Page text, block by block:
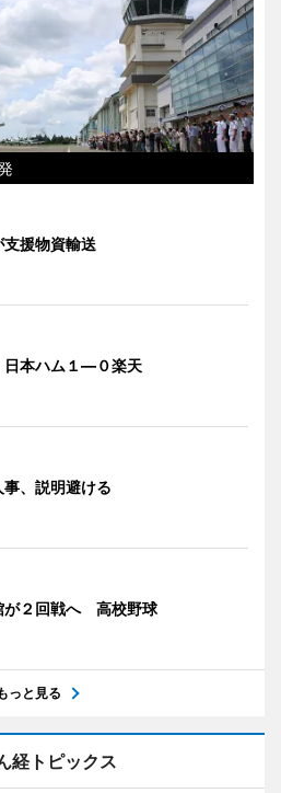
援物資輸送
日本ハム１―０楽天
事、説明避ける
が２回戦へ 高校野球
っと見る
経トピックス